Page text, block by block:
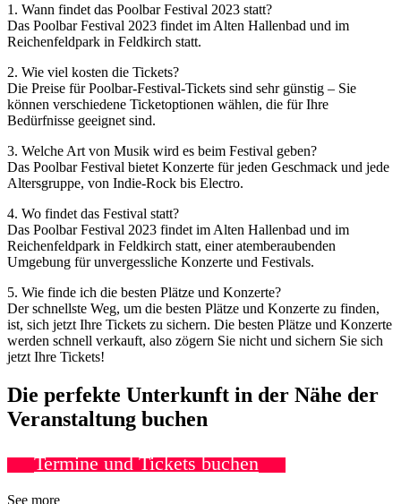
1. Wann findet das Poolbar Festival 2023 statt?
Das Poolbar Festival 2023 findet im Alten Hallenbad und im
Reichenfeldpark in Feldkirch statt.
2. Wie viel kosten die Tickets?
Die Preise für Poolbar-Festival-Tickets sind sehr günstig – Sie
können verschiedene Ticketoptionen wählen, die für Ihre
Bedürfnisse geeignet sind.
3. Welche Art von Musik wird es beim Festival geben?
Das Poolbar Festival bietet Konzerte für jeden Geschmack und jede
Altersgruppe, von Indie-Rock bis Electro.
4. Wo findet das Festival statt?
Das Poolbar Festival 2023 findet im Alten Hallenbad und im
Reichenfeldpark in Feldkirch statt, einer atemberaubenden
Umgebung für unvergessliche Konzerte und Festivals.
5. Wie finde ich die besten Plätze und Konzerte?
Der schnellste Weg, um die besten Plätze und Konzerte zu finden,
ist, sich jetzt Ihre Tickets zu sichern. Die besten Plätze und Konzerte
werden schnell verkauft, also zögern Sie nicht und sichern Sie sich
jetzt Ihre Tickets!
Die perfekte Unterkunft in der Nähe der
Veranstaltung buchen
Termine und Tickets buchen
See more